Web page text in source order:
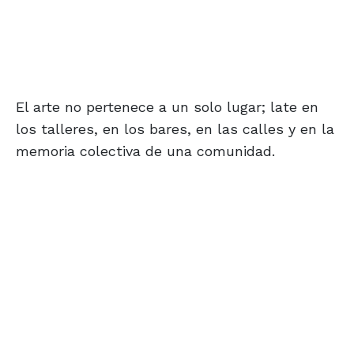
El arte no pertenece a un solo lugar; late en
los talleres, en los bares, en las calles y en la
memoria colectiva de una comunidad.